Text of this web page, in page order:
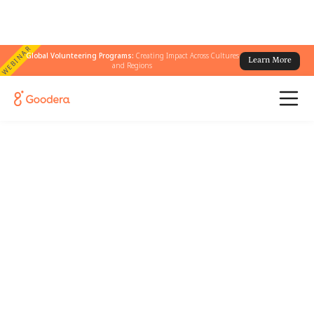
WEBINARGlobal Volunteering Programs: Creating Impact Across Cultures
and Regions
Learn More